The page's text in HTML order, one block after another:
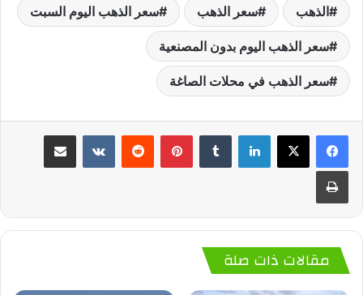
الذهب سعر الذهب سعر الذهب اليوم السبت
سعر الذهب اليوم بدون المصنعية
سعر الذهب في محلات الصاغة
لينكدإن بينتيريست
مقالات ذات صلة